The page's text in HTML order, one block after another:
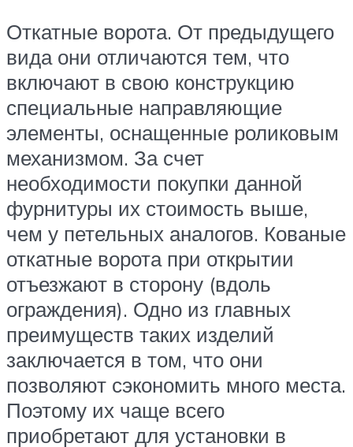
Откатные ворота. От предыдущего
вида они отличаются тем, что
включают в свою конструкцию
специальные направляющие
элементы, оснащенные роликовым
механизмом. За счет
необходимости покупки данной
фурнитуры их стоимость выше,
чем у петельных аналогов. Кованые
откатные ворота при открытии
отъезжают в сторону (вдоль
ограждения). Одно из главных
преимуществ таких изделий
заключается в том, что они
позволяют сэкономить много места.
Поэтому их чаще всего
приобретают для установки в